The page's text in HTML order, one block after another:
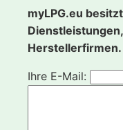
myLPG.eu
Herstellerfirmen.
Ihre E-Mail: